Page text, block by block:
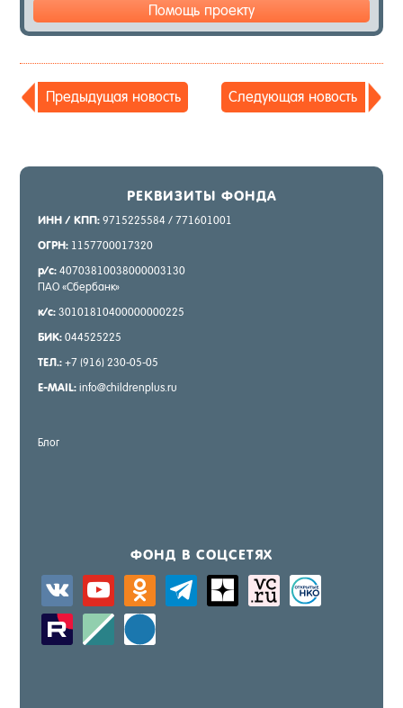
Помощь проекту
Пре­дыду­щая но­вость Сле­ду­ющая но­вость
РЕК­ВИ­ЗИТЫ ФОН­ДА
ИНН / КПП: 9715225584 / 771601001
ОГРН: 1157700017320
р/с: 40703810038000003130
ПАО «Сбер­банк»
к/с: 30101810400000000225
БИК: 044525225
ТЕЛ.: +7 (916) 230-05-05
E-MAIL: info@childrenplus.ru
Блог
ФОНД В СОЦ­СЕ­ТЯХ
vkontakteyoutube odnoklassnikitelegramzen-
yandex
sitemap activity
zerply standardwindows